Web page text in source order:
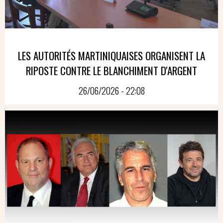
LES AUTORITÉS MARTINIQUAISES ORGANISENT LA
RIPOSTE CONTRE LE BLANCHIMENT D'ARGENT
26/06/2026 - 22:08